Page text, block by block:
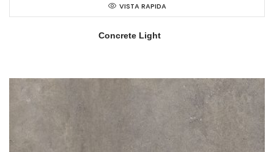
VISTA RAPIDA
Concrete Light